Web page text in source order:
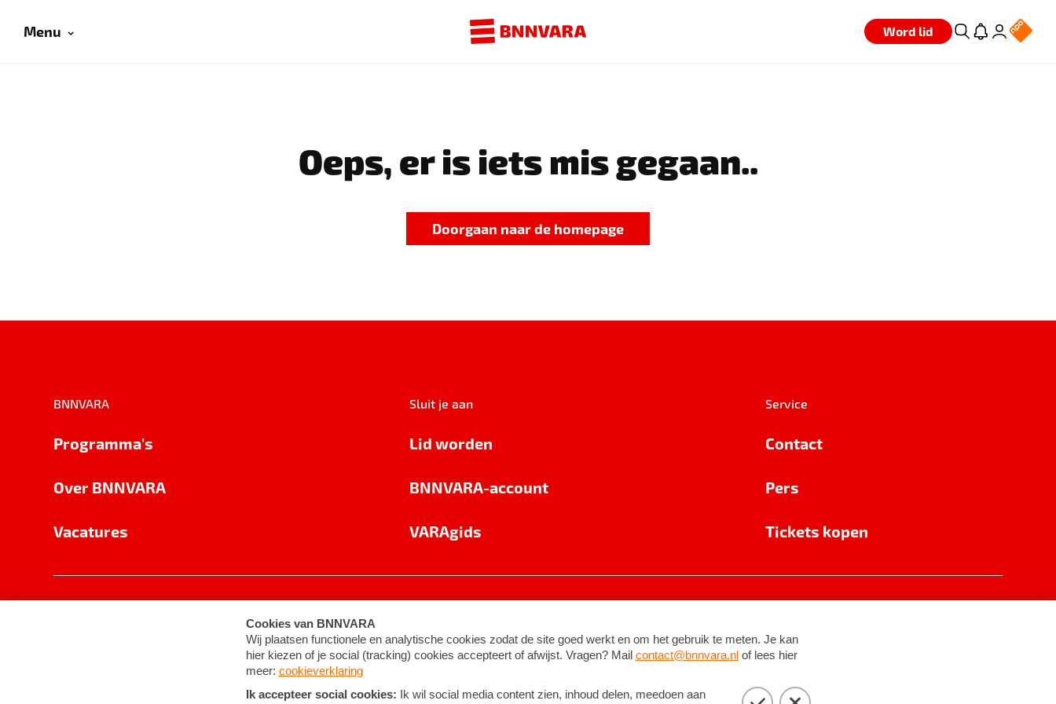
Menu Word lid
Oeps, er is iets mis gegaan..
Doorgaan naar de homepage
BNNVARA
Programma's
Over BNNVARA
Vacatures
Sluit je aan
Lid worden
BNNVARA-account
VARAgids
Service
Contact
Pers
Tickets kopen
Cookie-instellingen Algemene voorwaarden ©2026BNNVARA